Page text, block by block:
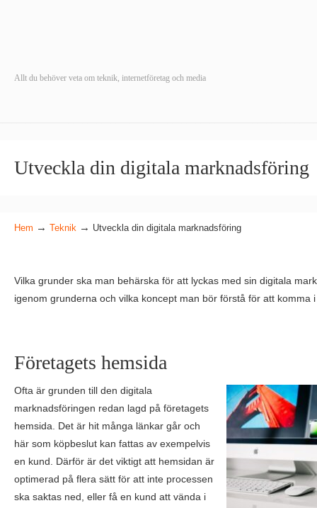
Allt du behöver veta om teknik, internetföretag och media
Utveckla din digitala marknadsföring
Hem → Teknik → Utveckla din digitala marknadsföring
Vilka grunder ska man behärska för att lyckas med sin digitala
igenom grunderna och vilka koncept man bör förstå för att komma
Företagets hemsida
Ofta är grunden till den digitala
marknadsföringen redan lagd på företagets
hemsida. Det är hit många länkar går och
här som köpbeslut kan fattas av exempelvis
en kund. Därför är det viktigt att hemsidan är
optimerad på flera sätt för att inte processen
ska saktas ned, eller få en kund att vända i